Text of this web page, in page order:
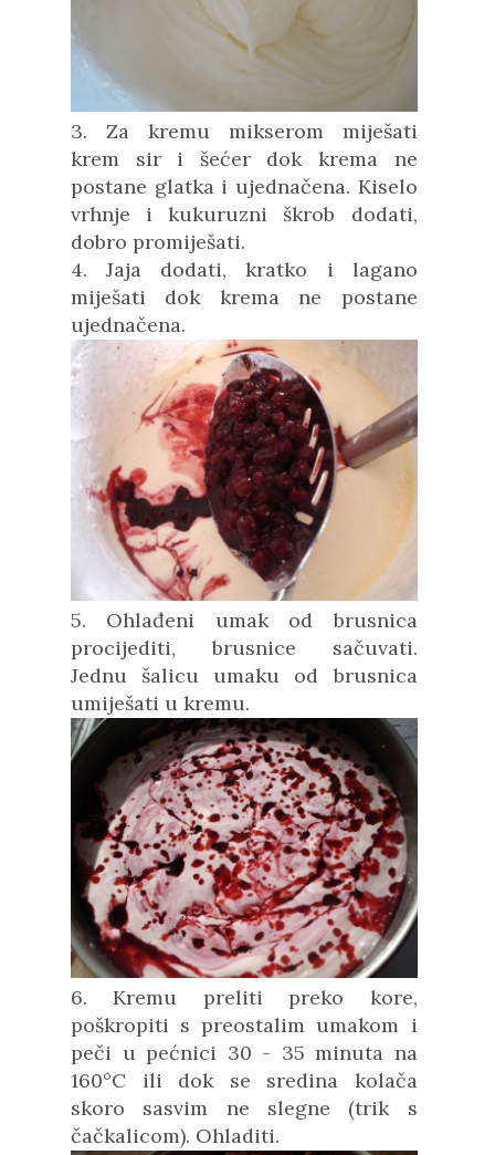
3. Za kremu mikserom miješati
krem sir i šećer dok krema ne
postane glatka i ujednačena. Kiselo
vrhnje i kukuruzni škrob dodati,
dobro promiješati.
4. Jaja dodati, kratko i lagano
miješati dok krema ne postane
ujednačena.
5. Ohlađeni umak od brusnica
procijediti, brusnice sačuvati.
Jednu šalicu umaku od brusnica
umiješati u kremu.
6. Kremu preliti preko kore,
poškropiti s preostalim umakom i
peči u pećnici 30 - 35 minuta na
160°C ili dok se sredina kolača
skoro sasvim ne slegne (trik s
čačkalicom). Ohladiti.